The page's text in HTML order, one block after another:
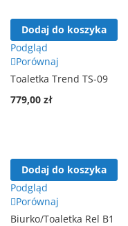
Dodaj do koszyka
Podgląd
Porównaj
Toaletka Trend TS-09
779,00 zł
Dodaj do koszyka
Podgląd
Porównaj
Biurko/Toaletka Rel B1